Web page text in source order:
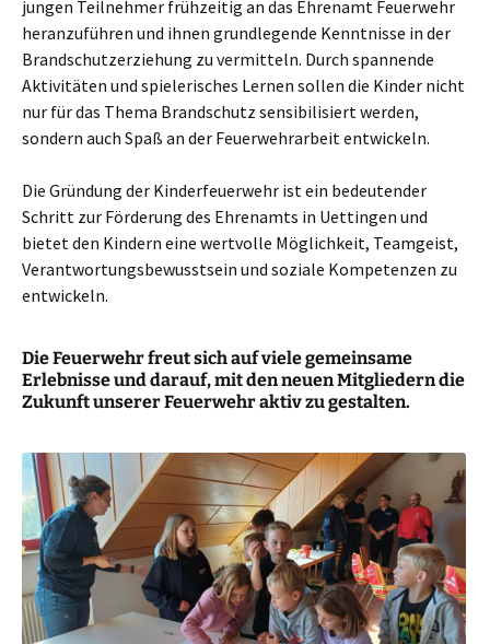
jungen Teilnehmer frühzeitig an das Ehrenamt Feuerwehr
heranzuführen und ihnen grundlegende Kenntnisse in der
Brandschutzerziehung zu vermitteln. Durch spannende
Aktivitäten und spielerisches Lernen sollen die Kinder nicht
nur für das Thema Brandschutz sensibilisiert werden,
sondern auch Spaß an der Feuerwehrarbeit entwickeln.
Die Gründung der Kinderfeuerwehr ist ein bedeutender
Schritt zur Förderung des Ehrenamts in Uettingen und
bietet den Kindern eine wertvolle Möglichkeit, Teamgeist,
Verantwortungsbewusstsein und soziale Kompetenzen zu
entwickeln.
Die Feuerwehr freut sich auf viele gemeinsame
Erlebnisse und darauf, mit den neuen Mitgliedern die
Zukunft unserer Feuerwehr aktiv zu gestalten.